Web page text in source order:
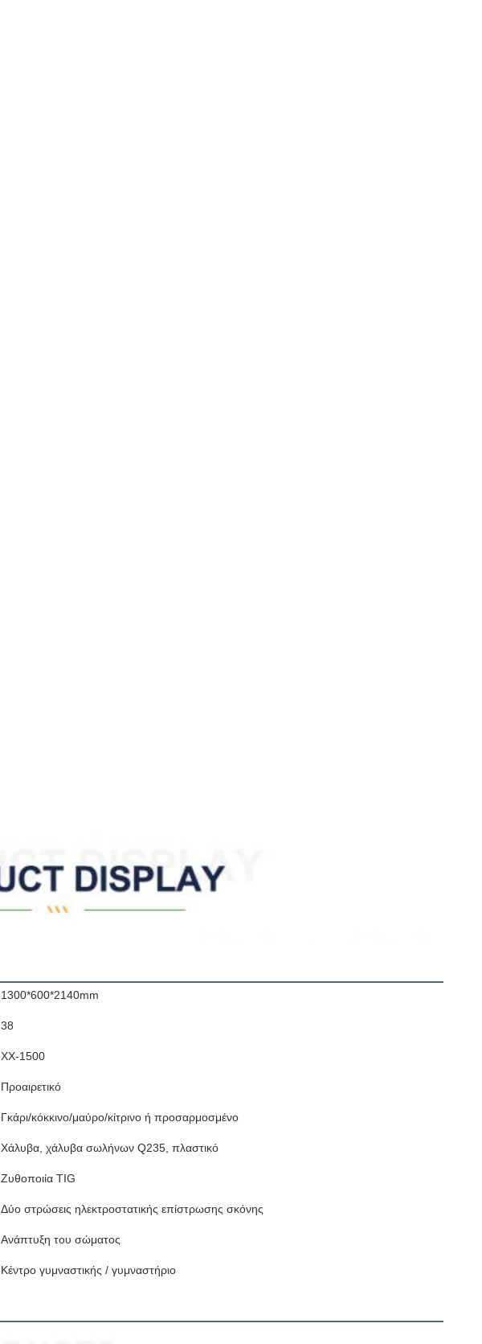
1300*600*2140mm
38
ΧΧ-1500
Προαιρετικό
Γκάρι/κόκκινο/μαύρο/κίτρινο ή προσαρμοσμένο
Χάλυβα, χάλυβα σωλήνων Q235, πλαστικό
Ζυθοποιία TIG
Δύο στρώσεις ηλεκτροστατικής επίστρωσης σκόνης
Ανάπτυξη του σώματος
Κέντρο γυμναστικής / γυμναστήριο